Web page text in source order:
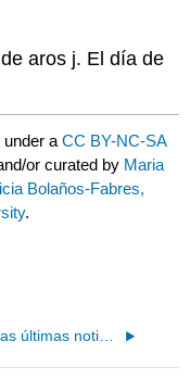
aros j. El día de
under aCC BY-NC-SA
or curated by Maria
Bolaños-Fabres,
.
3.14 Las últimas noticias